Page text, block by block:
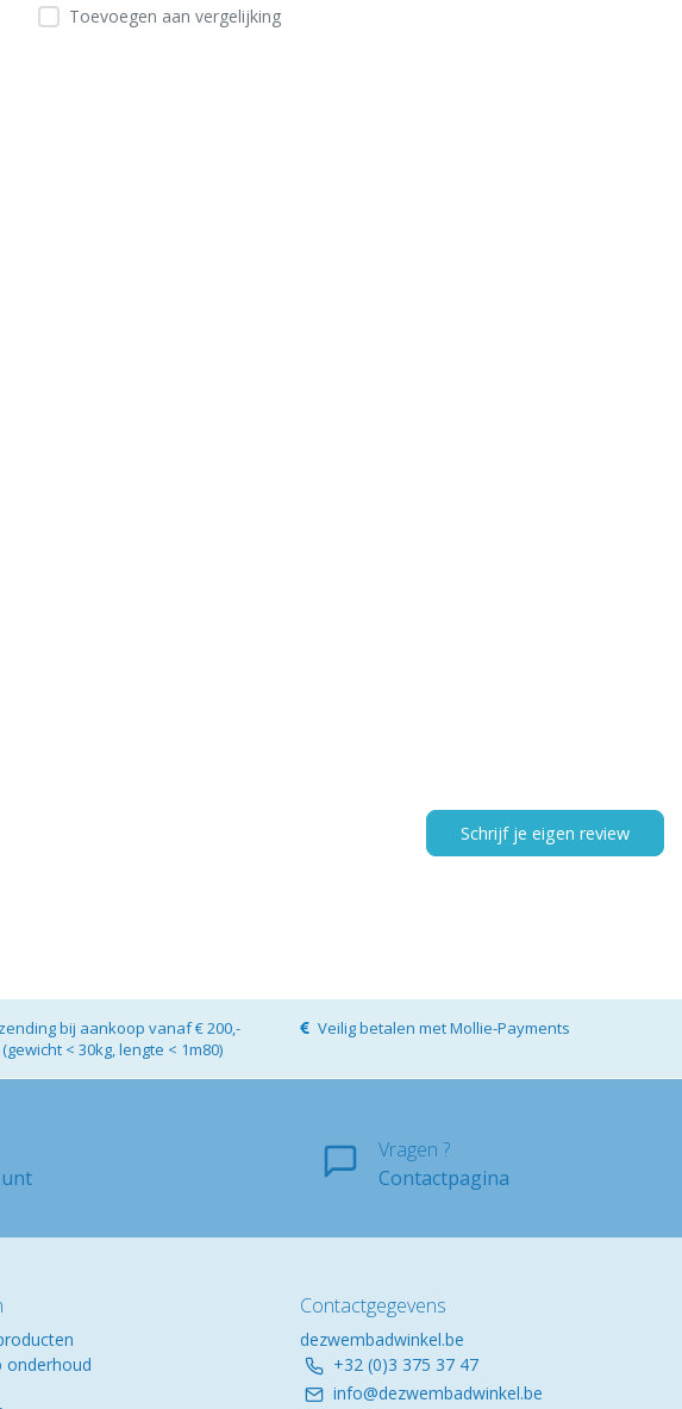
Toevoegen aan vergelijking
Schrijf je eigen review
bij aankoop vanaf € 200,-
< 30kg, lengte < 1m80)
Veilig betalen met Mollie-Payments
Vragen ?
Contactpagina
onderhoud
Contactgegevens
dezwembadwinkel.be
+32 (0)3 375 37 47
info@dezwembadwinkel.be